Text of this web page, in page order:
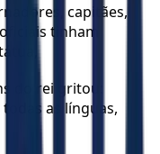
capitães,
tinham
do rei gritou:
todas as línguas,